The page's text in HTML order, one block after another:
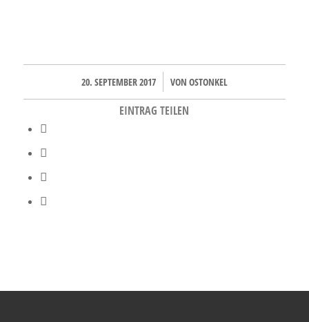
20. SEPTEMBER 2017
/ VON OSTONKEL
EINTRAG TEILEN